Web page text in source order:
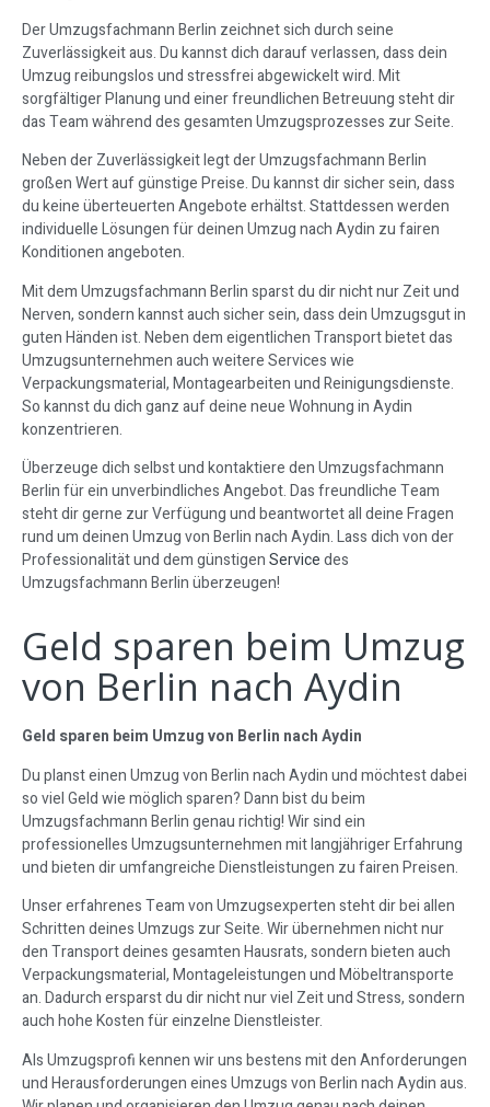
Der Umzugsfachmann Berlin zeichnet sich durch seine
Zuverlässigkeit aus. Du kannst dich darauf verlassen, dass dein
Umzug reibungslos und stressfrei abgewickelt wird. Mit
sorgfältiger Planung und einer freundlichen Betreuung steht dir
das Team während des gesamten Umzugsprozesses zur Seite.
Neben der Zuverlässigkeit legt der Umzugsfachmann Berlin
großen Wert auf günstige Preise. Du kannst dir sicher sein, dass
du keine überteuerten Angebote erhältst. Stattdessen werden
individuelle Lösungen für deinen Umzug nach Aydin zu fairen
Konditionen angeboten.
Mit dem Umzugsfachmann Berlin sparst du dir nicht nur Zeit und
Nerven, sondern kannst auch sicher sein, dass dein Umzugsgut in
guten Händen ist. Neben dem eigentlichen Transport bietet das
Umzugsunternehmen auch weitere Services wie
Verpackungsmaterial, Montagearbeiten und Reinigungsdienste.
So kannst du dich ganz auf deine neue Wohnung in Aydin
konzentrieren.
Überzeuge dich selbst und kontaktiere den Umzugsfachmann
Berlin für ein unverbindliches Angebot. Das freundliche Team
steht dir gerne zur Verfügung und beantwortet all deine Fragen
rund um deinen Umzug von Berlin nach Aydin. Lass dich von der
Professionalität und dem günstigenServicedes
Umzugsfachmann Berlin überzeugen!
Geld sparen beim Umzug
von Berlin nach Aydin
Geld sparen beim Umzug von Berlin nach Aydin
Du planst einen Umzug von Berlin nach Aydin und möchtest dabei
so viel Geld wie möglich sparen? Dann bist du beim
Umzugsfachmann Berlin genau richtig! Wir sind ein
professionelles Umzugsunternehmen mit langjähriger Erfahrung
und bieten dir umfangreiche Dienstleistungen zu fairen Preisen.
Unser erfahrenes Team von Umzugsexperten steht dir bei allen
Schritten deines Umzugs zur Seite. Wir übernehmen nicht nur
den Transport deines gesamten Hausrats, sondern bieten auch
Verpackungsmaterial, Montageleistungen und Möbeltransporte
an. Dadurch ersparst du dir nicht nur viel Zeit und Stress, sondern
auch hohe Kosten für einzelne Dienstleister.
Als Umzugsprofi kennen wir uns bestens mit den Anforderungen
und Herausforderungen eines Umzugs von Berlin nach Aydin aus.